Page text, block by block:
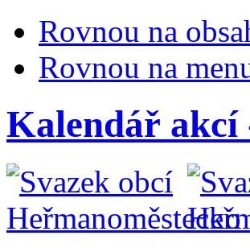
Rovnou na
Rovnou na
Kalendář akcí